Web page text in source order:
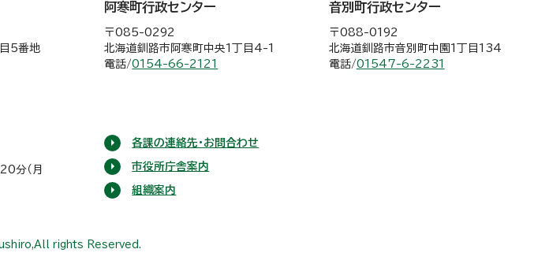
5番地
阿寒町行政センター
〒085-0292
北海道釧路市阿寒町中央1丁目4-1
電話/0154-66-2121
音別町行政センター
〒088-0192
北海道釧路市音別町中園1丁目134
電話/01547-6-2231
分（月
各課の連絡先・お問合わせ
市役所庁舎案内
組織案内
rights Reserved.